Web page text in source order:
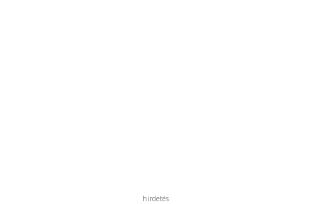
hirdetés